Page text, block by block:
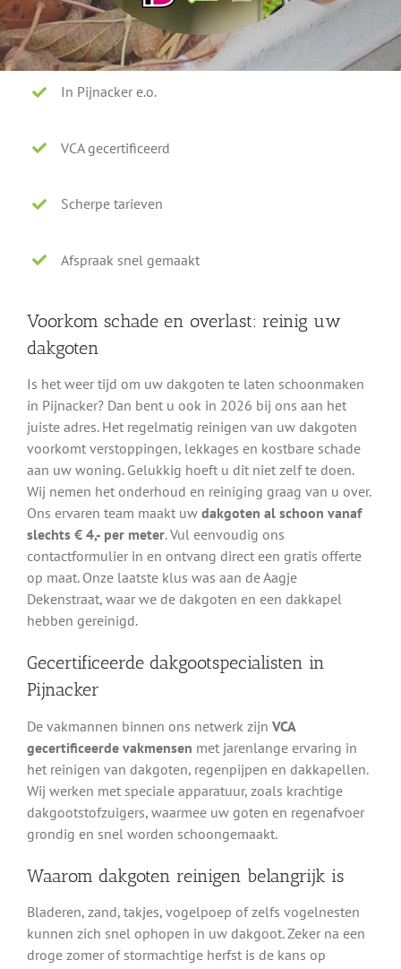
In Pijnacker e.o.
VCA gecertificeerd
Scherpe tarieven
Afspraak snel gemaakt
Voorkom schade en overlast: reinig uw
dakgoten
Is het weer tijd om uw dakgoten te laten schoonmaken
in Pijnacker? Dan bent u ook in 2026 bij ons aan het
juiste adres. Het regelmatig reinigen van uw dakgoten
voorkomt verstoppingen, lekkages en kostbare schade
aan uw woning. Gelukkig hoeft u dit niet zelf te doen.
Wij nemen het onderhoud en reiniging graag van u over.
Ons ervaren team maakt uw dakgoten al schoon vanaf
slechts € 4,- per meter. Vul eenvoudig ons
contactformulier in en ontvang direct een gratis offerte
op maat. Onze laatste klus was aan de Aagje
Dekenstraat, waar we de dakgoten en een dakkapel
hebben gereinigd.
Gecertificeerde dakgootspecialisten in
Pijnacker
De vakmannen binnen ons netwerk zijn VCA
gecertificeerde vakmensen met jarenlange ervaring in
het reinigen van dakgoten, regenpijpen en dakkapellen.
Wij werken met speciale apparatuur, zoals krachtige
dakgootstofzuigers, waarmee uw goten en regenafvoer
grondig en snel worden schoongemaakt.
Waarom dakgoten reinigen belangrijk is
Bladeren, zand, takjes, vogelpoep of zelfs vogelnesten
kunnen zich snel ophopen in uw dakgoot. Zeker na een
droge zomer of stormachtige herfst is de kans op